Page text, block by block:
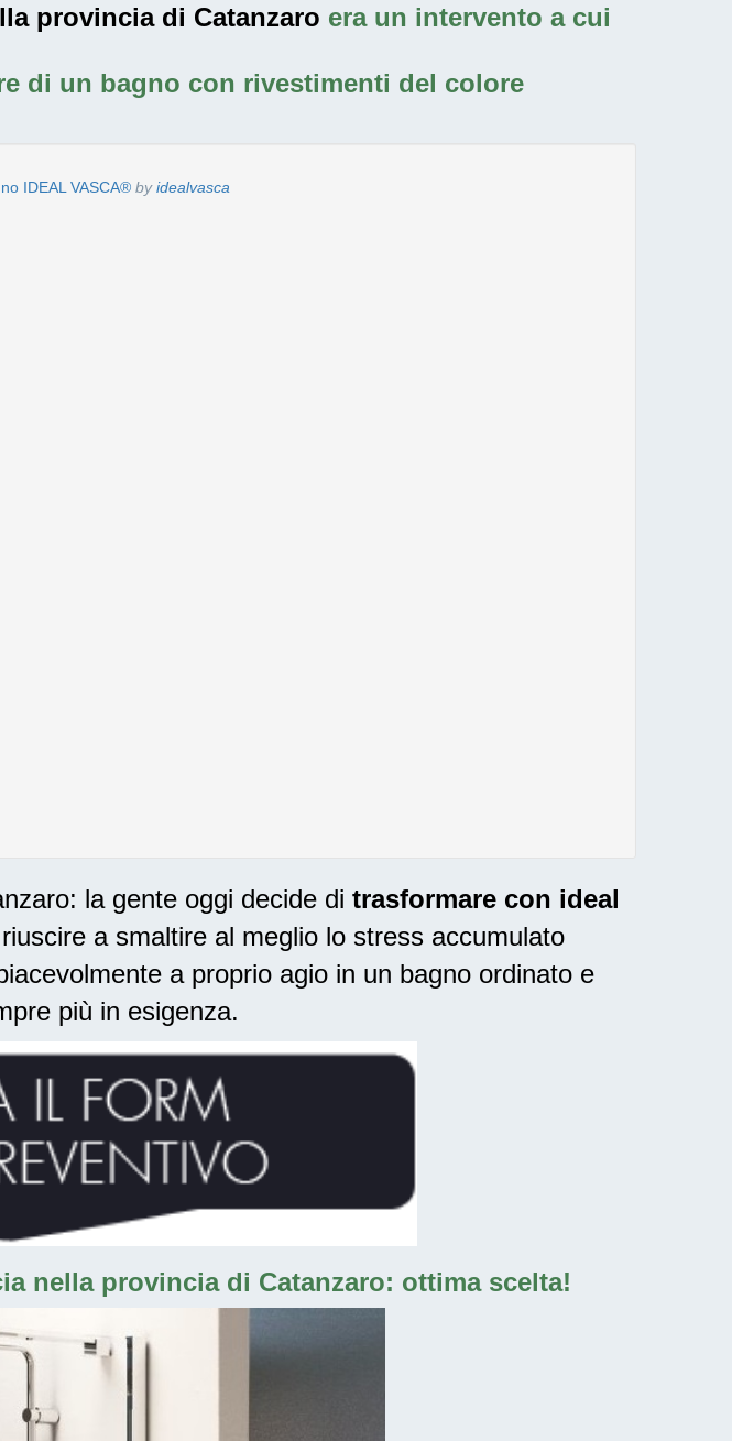
provincia di Catanzaro era un intervento a cui
di un bagno con rivestimenti del colore
IDEAL VASCA® byidealvasca
la gente oggi decide di trasformare con ideal
a smaltire al meglio lo stress accumulato
a proprio agio in un bagno ordinato e
più in esigenza.
nella provincia di Catanzaro: ottima scelta!